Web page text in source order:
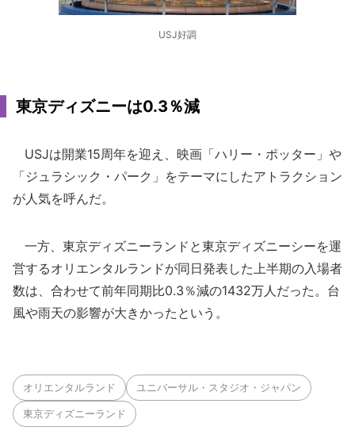
USJ好調
東京ディズニーは0.3％減
USJは開業15周年を迎え、映画「ハリー・ポッター」や
「ジュラシック・パーク」をテーマにしたアトラクション
が人気を呼んだ。
一方、東京ディズニーランドと東京ディズニーシーを運
営するオリエンタルランドが同日発表した上半期の入場者
数は、合わせて前年同期比0.3％減の1432万人だった。台
風や雨天の影響が大きかったという。
オリエンタルランド ユニバーサル・スタジオ・ジャパン
東京ディズニーランド